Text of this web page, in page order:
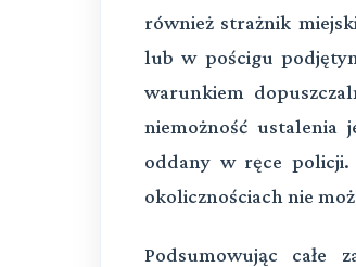
również strażnik
lub w pościgu
warunkiem
niemożność ustalenia
oddany w ręce policji.
okolicznościach nie
Podsumowując całe